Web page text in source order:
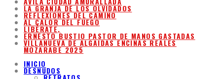
LA GRANJA DE LOS OLVIDADOS
REFLEXIONES DEL CAMINO
AL CALOR DEL FUEGO
LIBÉRATE,
ERNESTO BUSTIO PASTOR DE MANOS GASTADAS
VILLANUEVA DE ALGAIDAS ENCINAS REALES
MOZARABE 2025
INICIO
DESNUDOS